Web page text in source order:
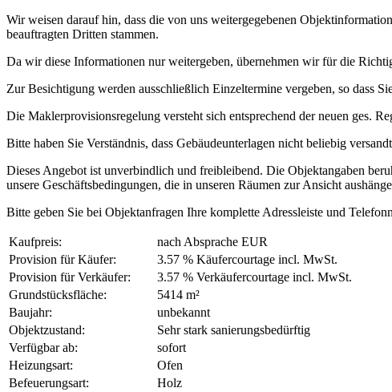
Wir weisen darauf hin, dass die von uns weitergegebenen
beauftragten Dritten stammen.
Da wir diese Informationen nur weitergeben, übernehmen wir für die
Zur Besichtigung werden ausschließlich Einzeltermine vergeben, so dass
Die Maklerprovisionsregelung versteht sich entsprechend der neuen ges.
Bitte haben Sie Verständnis, dass Gebäudeunterlagen nicht beliebig
Dieses Angebot ist unverbindlich und freibleibend. Die Objektangaben
unsere Geschäftsbedingungen, die in unseren Räumen zur Ansicht
Bitte geben Sie bei Objektanfragen Ihre komplette Adressleiste und
Kaufpreis:
nach Absprache EUR
Provision für Käufer:
3.57 % Käufercourtage incl. MwSt.
Provision für Verkäufer:
3.57 % Verkäufercourtage incl. MwSt.
Grundstücksfläche:
5414 m²
Baujahr:
unbekannt
Objektzustand:
Sehr stark sanierungsbedürftig
Verfügbar ab:
sofort
Heizungsart:
Ofen
Befeuerungsart:
Holz